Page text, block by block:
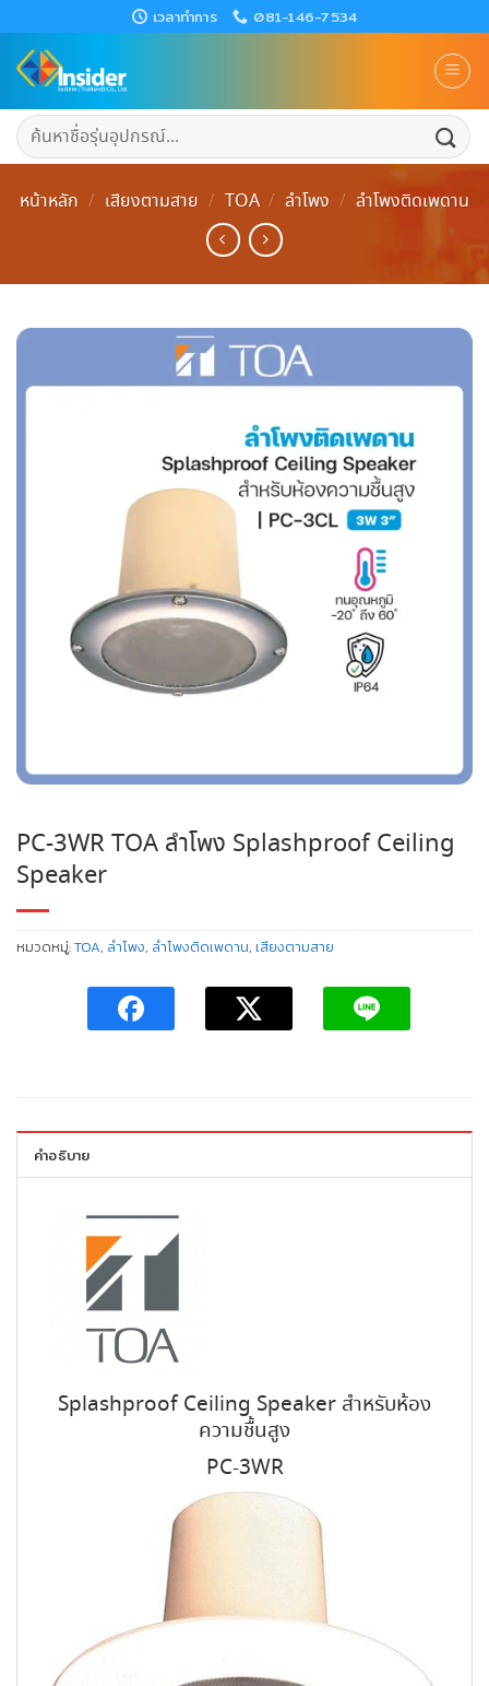
to
content
เวลาทำการ 081-146-7534
ค้นหา:
หน้าหลัก / เสียงตามสาย / TOA / ลำโพง / ลำโพงติดเพดาน
PC-3WR TOA ลำโพง Splashproof Ceiling
Speaker
หมวดหมู่:TOA, ลำโพง, ลำโพงติดเพดาน, เสียงตามสาย
คำอธิบาย
Splashproof Ceiling Speaker สำหรับห้อง
ความชื้นสูง
PC-3WR